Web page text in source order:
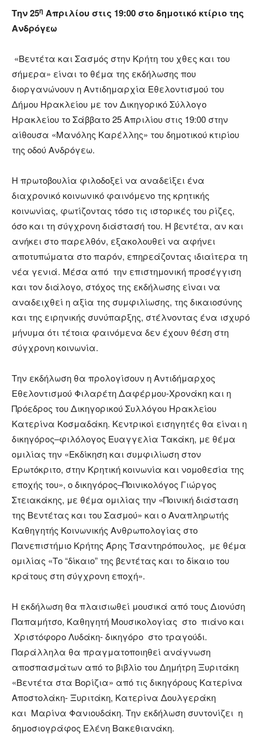
Την 25η Απριλίου στις 19:00 στο δημοτικό κτίριο της
Ανδρόγεω
«Βεντέτα και Σασμός στην Κρήτη του χθες και του
σήμερα» είναι το θέμα της εκδήλωσης που
διοργανώνουν η Αντιδημαρχία Εθελοντισμού του
Δήμου Ηρακλείου με τον Δικηγορικό Σύλλογο
Ηρακλείου το Σάββατο 25 Απριλίου στις 19:00 στην
αίθουσα «Μανόλης Καρέλλης» του δημοτικού κτιρίου
της οδού Ανδρόγεω.
Η πρωτοβουλία φιλοδοξεί να αναδείξει ένα
διαχρονικό κοινωνικό φαινόμενο της κρητικής
κοινωνίας, φωτίζοντας τόσο τις ιστορικές του ρίζες,
όσο και τη σύγχρονη διάστασή του. Η βεντέτα, αν και
ανήκει στο παρελθόν, εξακολουθεί να αφήνει
αποτυπώματα στο παρόν, επηρεάζοντας ιδιαίτερα τη
νέα γενιά. Μέσα από την επιστημονική προσέγγιση
και τον διάλογο, στόχος της εκδήλωσης είναι να
αναδειχθεί η αξία της συμφιλίωσης, της δικαιοσύνης
και της ειρηνικής συνύπαρξης, στέλνοντας ένα ισχυρό
μήνυμα ότι τέτοια φαινόμενα δεν έχουν θέση στη
σύγχρονη κοινωνία.
Την εκδήλωση θα προλογίσουν η Αντιδήμαρχος
Εθελοντισμού Φιλαρέτη Δαφέρμου-Χρονάκη και η
Πρόεδρος του Δικηγορικού Συλλόγου Ηρακλείου
Κατερίνα Κοσμαδάκη. Κεντρικοί εισηγητές θα είναι η
δικηγόρος–φιλόλογος Ευαγγελία Τακάκη, με θέμα
ομιλίας την «Εκδίκηση και συμφιλίωση στον
Ερωτόκριτο, στην Κρητική κοινωνία και νομοθεσία της
εποχής του», ο δικηγόρος–Ποινικολόγος Γιώργος
Στειακάκης, με θέμα ομιλίας την «Ποινική διάσταση
της Βεντέτας και του Σασμού» και ο Αναπληρωτής
Καθηγητής Κοινωνικής Ανθρωπολογίας στο
Πανεπιστήμιο Κρήτης Άρης Τσαντηρόπουλος, με θέμα
ομιλίας «Το “δίκαιο” της βεντέτας και το δίκαιο του
κράτους στη σύγχρονη εποχή».
Η εκδήλωση θα πλαισιωθεί μουσικά από τους Διονύση
Παπαμήτσο, Καθηγητή Μουσικολογίας στο πιάνο και
Χριστόφορο Λυδάκη- δικηγόρο στο τραγούδι.
Παράλληλα θα πραγματοποιηθεί ανάγνωση
αποσπασμάτων από το βιβλίο του Δημήτρη Ξυριτάκη
«Βεντέτα στα Βορίζια» από τις δικηγόρους Κατερίνα
Αποστολάκη- Ξυριτάκη, Κατερίνα Δουλγεράκη
και Μαρίνα Φανιουδάκη. Την εκδήλωση συντονίζει η
δημοσιογράφος Ελένη Βακεθιανάκη.